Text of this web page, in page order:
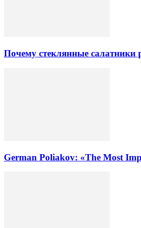
Почему стеклянные салатники
German Poliakov: «The Most